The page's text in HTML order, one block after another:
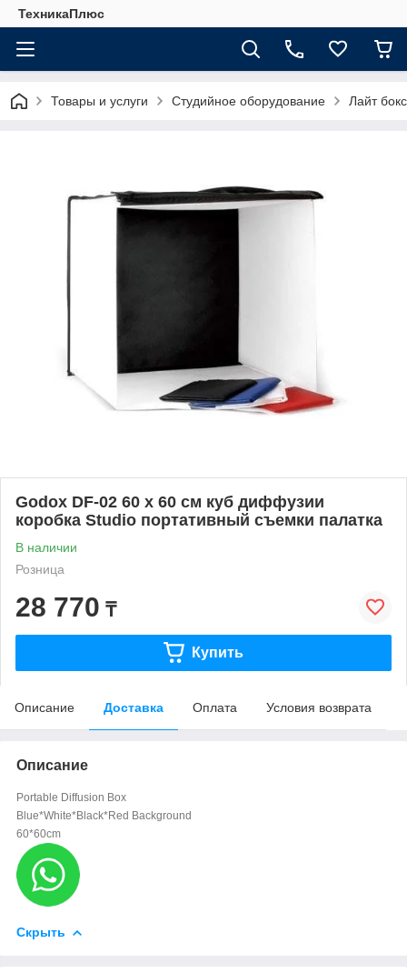
ТехникаПлюс
Товары и услуги Студийное оборудование Лайт
Godox DF-02 60 x 60 см куб диффузии
коробка Studio портативный съемки палатка
В наличии
Розница
28 770 ₸
Купить
Описание Доставка Оплата Условия возврата
Описание
Portable Diffusion Box
Blue*White*Black*Red Background
60*60cm
Скрыть